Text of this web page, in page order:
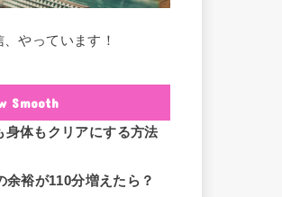
やっています！
Smooth
身体もクリアにする方法
余裕が110分増えたら？